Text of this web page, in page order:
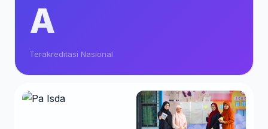
A
Terakreditasi Nasional